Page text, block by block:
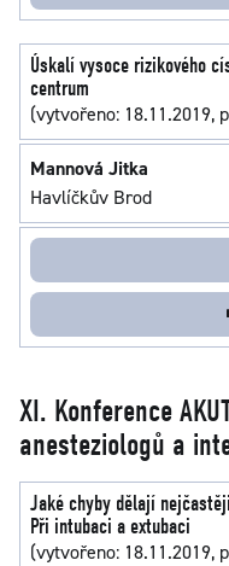
Úskalí vysoce rizikového
centrum
(vytvořeno: 18.11.2019,
Mannová Jitka
Havlíčkův Brod
XI. Konference
anesteziologů a
Jaké chyby dělají
Při intubaci a extubaci
(vytvořeno: 18.11.2019,